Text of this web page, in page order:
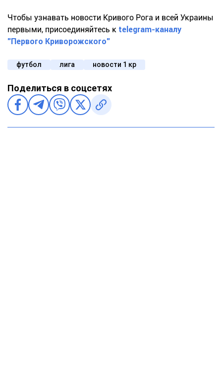
Чтобы узнавать новости Кривого Рога и всей Украины
первыми, присоединяйтесь к telegram-каналу
"Первого Криворожского"
футбол лига новости 1 кр
Поделиться в соцсетях